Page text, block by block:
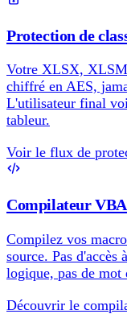
Protection de
Votre XLSX,
chiffré en AES,
L'utilisateur final
tableur.
Voir le flux de
Compilateur
Compilez vos
source. Pas
logique, pas de mot
Découvrir le